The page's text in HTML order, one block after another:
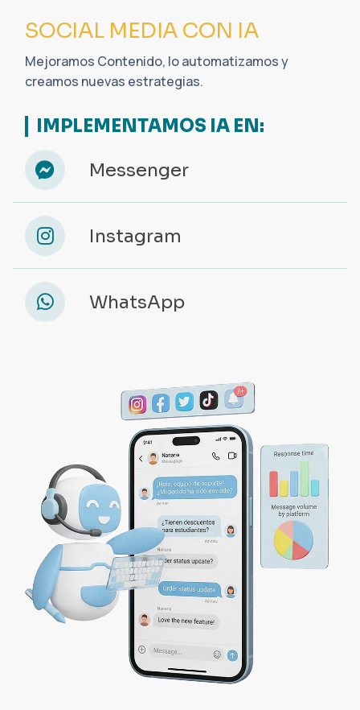
ADAPTARSE A LA IA
No significa sustituir tu estilo, sino mejorar tu
eficiencia, creatividad y personalización con tu
AUMENTA TU PRODUCTIVIDAD:
Integramos herramientas automatizadas que
reducen horas de trabajo operativo,
permitiéndote enfocarte en lo que realmente
importa: la estrategia.
MAYOR EFICIENCIA EN TUS
PROCESOS:
Aprovecha el poder del Machine Learning para
CREATIVIDAD HUMANA + POTENCIA DE